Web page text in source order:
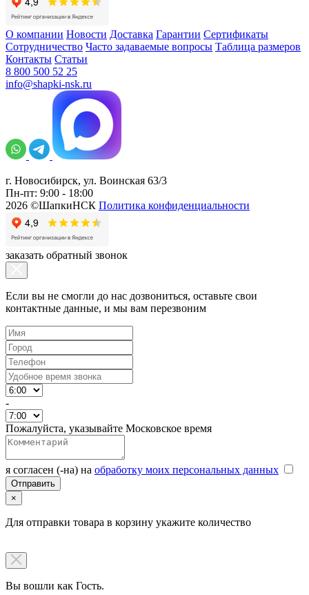
О компании Новости Доставка Гарантии Сертификаты
Сотрудничество Часто задаваемые вопросы Таблица размеров
Контакты Статьи
8 800 500 52 25
info@shapki-nsk.ru
г. Новосибирск, ул. Воинская 63/3
Пн-пт: 9:00 - 18:00
2026 ©ШапкиНСК Политика конфиденциальности
заказать обратный звонок
Если вы не смогли до нас дозвониться, оставьте свои
контактные данные, и мы вам перезвоним
-
Пожалуйста, указывайте Московское время
я согласен (-на) на обработку моих персональных данных
×
Для отправки товара в корзину укажите количество
Вы вошли как Гость.